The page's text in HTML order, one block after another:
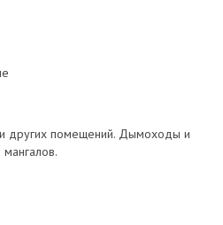
других помещений. Дымоходы и